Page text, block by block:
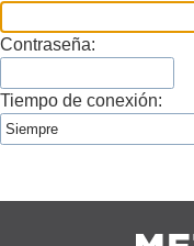
Contraseña:
Tiempo de conexión: